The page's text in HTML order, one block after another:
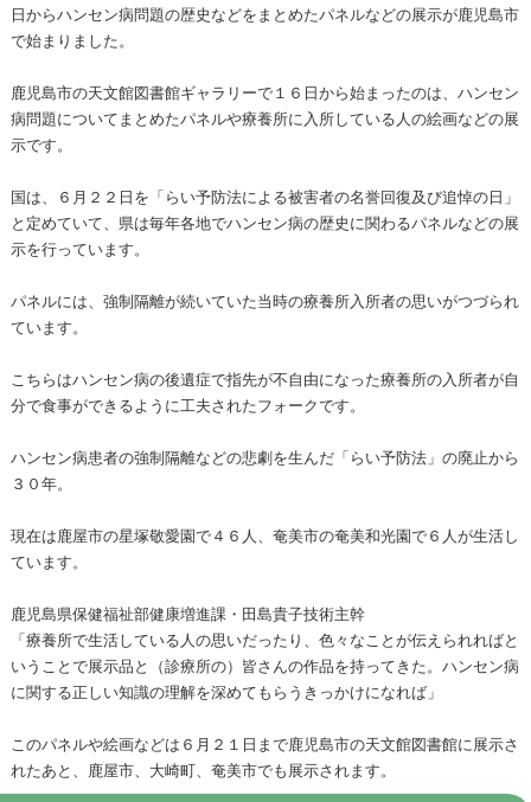
日からハンセン病問題の歴史などをまとめたパネルなどの展示が鹿児島市
で始まりました。
鹿児島市の天文館図書館ギャラリーで１６日から始まったのは、ハンセン
病問題についてまとめたパネルや療養所に入所している人の絵画などの展
示です。
国は、６月２２日を「らい予防法による被害者の名誉回復及び追悼の日」
と定めていて、県は毎年各地でハンセン病の歴史に関わるパネルなどの展
示を行っています。
パネルには、強制隔離が続いていた当時の療養所入所者の思いがつづられ
ています。
こちらはハンセン病の後遺症で指先が不自由になった療養所の入所者が自
分で食事ができるように工夫されたフォークです。
ハンセン病患者の強制隔離などの悲劇を生んだ「らい予防法」の廃止から
３０年。
現在は鹿屋市の星塚敬愛園で４６人、奄美市の奄美和光園で６人が生活し
ています。
鹿児島県保健福祉部健康増進課・田島貴子技術主幹
「療養所で生活している人の思いだったり、色々なことが伝えられればと
いうことで展示品と（診療所の）皆さんの作品を持ってきた。ハンセン病
に関する正しい知識の理解を深めてもらうきっかけになれば」
このパネルや絵画などは６月２１日まで鹿児島市の天文館図書館に展示さ
れたあと、鹿屋市、大崎町、奄美市でも展示されます。